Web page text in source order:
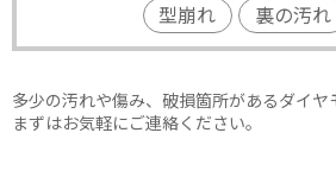
型崩れ
裏の汚れ
多少の汚れや傷み、破損箇所があるダイヤ
まずはお気軽にご連絡ください。